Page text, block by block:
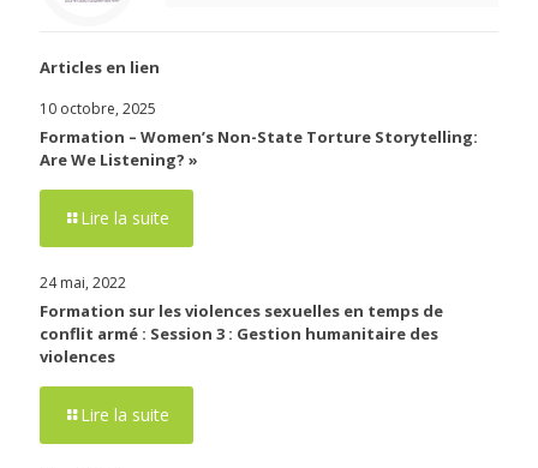
Articles en lien
10 octobre, 2025
Formation – Women’s Non-State Torture Storytelling:
Are We Listening? »
Lire la suite
24 mai, 2022
Formation sur les violences sexuelles en temps de
conflit armé : Session 3 : Gestion humanitaire des
violences
Lire la suite